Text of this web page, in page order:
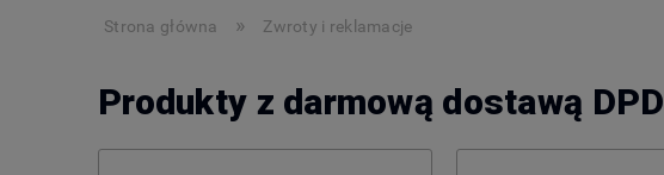
Strona główna » Zwroty i reklamacje
Produkty z darmową dostawą DPD